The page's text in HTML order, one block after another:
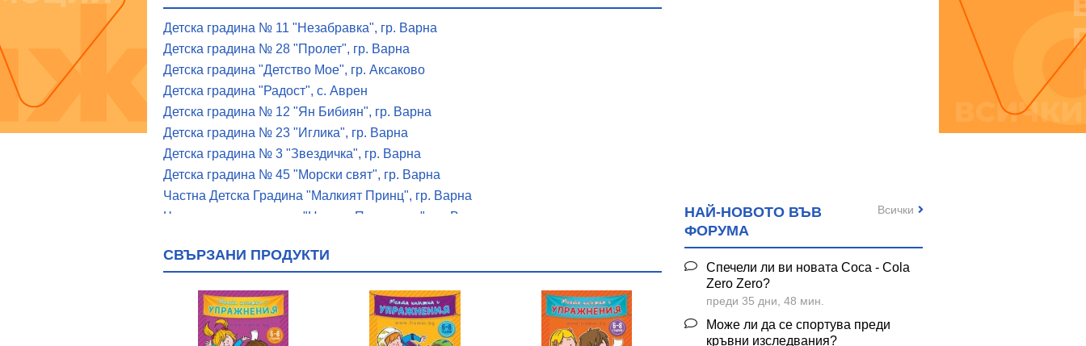
Детска градина № 11 "Незабравка", гр. Варна
Детска градина № 28 "Пролет", гр. Варна
Детска градина "Детство Мое", гр. Аксаково
Детска градина "Радост", с. Аврен
Детска градина № 12 "Ян Бибиян", гр. Варна
Детска градина № 23 "Иглика", гр. Варна
Детска градина № 3 "Звездичка", гр. Варна
Детска градина № 45 "Морски свят", гр. Варна
Частна Детска Градина "Малкият Принц", гр. Варна
Частна детска градина "Цветни Песъчинки", гр. Варна
Частна детска ясла и градина "Чебурашка", гр. Варна
Детска градина "Мир", с. Игнатиево
Детска градина "Първи Юни", гр. Белослав
Детска градина "Щастливо Детство", гр. Белослав
СВЪРЗАНИ ПРОДУКТИ
НАЙ-НОВОТО ВЪВ
ФОРУМА
Спечели ли ви новата Coca - Cola
Zero Zero?
преди 35 дни, 48 мин.
Може ли да се спортува преди
кръвни изследвания?
Всички